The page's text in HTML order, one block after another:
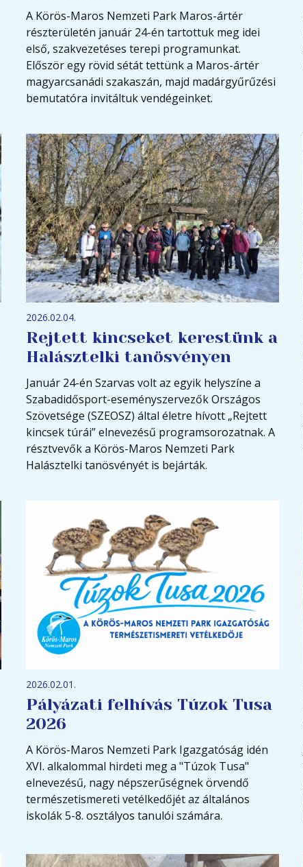
A Körös-Maros Nemzeti Park Maros-ártér
részterületén január 24-én tartottuk meg idei
első, szakvezetéses terepi programunkat.
Először egy rövid sétát tettünk a Maros-ártér
magyarcsanádi szakaszán, majd madárgyűrűzési
bemutatóra invitáltuk vendégeinket.
2026.02.04.
Rejtett kincseket kerestünk a
Halásztelki tanösvényen
Január 24-én Szarvas volt az egyik helyszíne a
Szabadidősport-eseményszervezők Országos
Szövetsége (SZEOSZ) által életre hívott „Rejtett
kincsek túrái” elnevezésű programsorozatnak. A
résztvevők a Körös-Maros Nemzeti Park
Halásztelki tanösvényét is bejárták.
2026.02.01.
Pályázati felhívás Túzok Tusa
2026
A Körös-Maros Nemzeti Park Igazgatóság idén
XVI. alkalommal hirdeti meg a "Túzok Tusa"
elnevezésű, nagy népszerűségnek örvendő
természetismereti vetélkedőjét az általános
iskolák 5-8. osztályos tanulói számára.